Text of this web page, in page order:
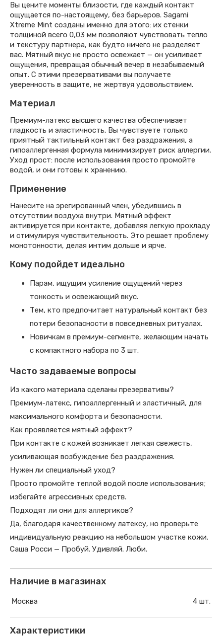
Вы цените моменты близости, где каждый контакт
ощущается по-настоящему, без барьеров. Sagami
Xtreme Mint созданы именно для этого: их стенки
толщиной всего 0,03 мм позволяют чувствовать тепло
и текстуру партнера, как будто ничего не разделяет
вас. Мятный вкус не просто освежает — он усиливает
ощущения, превращая обычный вечер в незабываемый
опыт. С этими презервативами вы получаете
уверенность в защите, не жертвуя удовольствием.
Материал
Премиум-латекс высшего качества обеспечивает
гладкость и эластичность. Вы чувствуете только
приятный тактильный контакт без раздражения, а
гипоаллергенная формула минимизирует риск аллергии.
Уход прост: после использования просто промойте
водой, и они готовы к хранению.
Применение
Нанесите на эрегированный член, убедившись в
отсутствии воздуха внутри. Мятный эффект
активируется при контакте, добавляя легкую прохладу
и стимулируя чувствительность. Это решает проблему
монотонности, делая интим дольше и ярче.
Кому подойдет идеально
Парам, ищущим усиление ощущений через
тонкость и освежающий вкус.
Тем, кто предпочитает натуральный контакт без
потери безопасности в повседневных ритуалах.
Новичкам в премиум-сегменте, желающим начать
с компактного набора по 3 шт.
Часто задаваемые вопросы
Из какого материала сделаны презервативы?
Премиум-латекс, гипоаллергенный и эластичный, для
максимального комфорта и безопасности.
Как проявляется мятный эффект?
При контакте с кожей возникает легкая свежесть,
усиливающая возбуждение без раздражения.
Нужен ли специальный уход?
Просто промойте теплой водой после использования;
избегайте агрессивных средств.
Подходят ли они для аллергиков?
Да, благодаря качественному латексу, но проверьте
индивидуальную реакцию на небольшом участке кожи.
Саша Росси — Пробуй. Удивляй. Люби.
Наличие в магазинах
Москва 4 шт.
Характеристики